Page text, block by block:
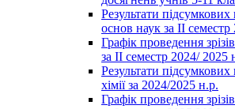
Результати
основ наук за ІІ
Графік проведення
за ІІ семестр 2024/ 2025
Результати
хімії за 2024/2025 н.р.
Графік проведення